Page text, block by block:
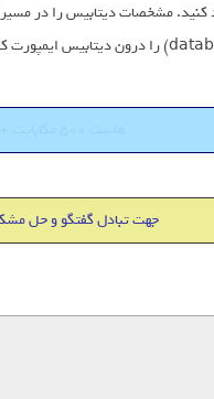
جهت تبادل گفتگو و حل